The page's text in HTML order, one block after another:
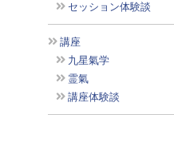
セッション体験談
講座
九星氣学
霊氣
講座体験談